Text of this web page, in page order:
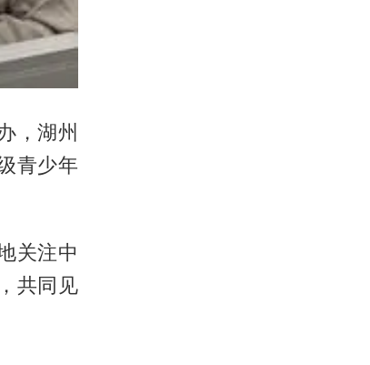
，湖州
青少年
关注中
共同见